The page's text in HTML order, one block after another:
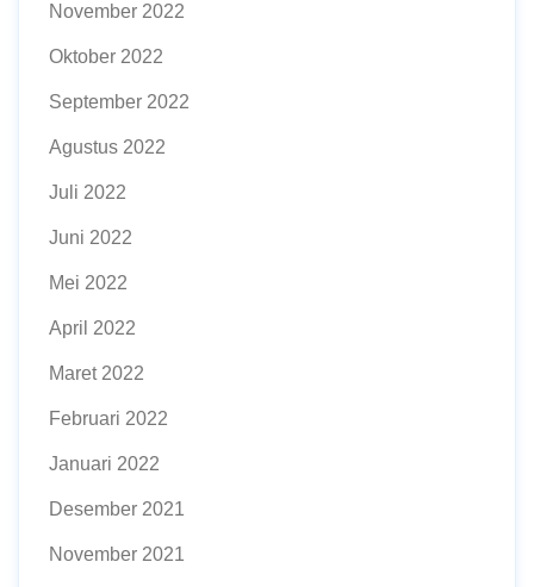
November 2022
Oktober 2022
September 2022
Agustus 2022
Juli 2022
Juni 2022
Mei 2022
April 2022
Maret 2022
Februari 2022
Januari 2022
Desember 2021
November 2021